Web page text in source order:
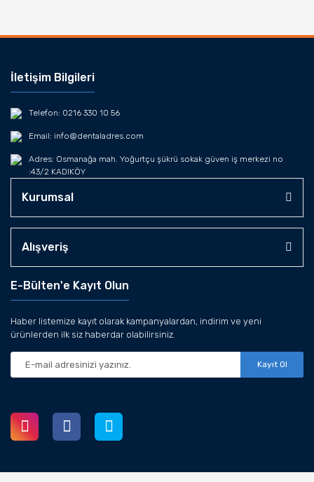
İletişim Bilgileri
Telefon: 0216 330 10 56
Email: info@dentaladres.com
Adres: Osmanağa mah. Yoğurtçu şükrü sokak güven iş merkezi no
:43/2 KADIKÖY
Kurumsal
Alışveriş
E-Bülten'e Kayıt Olun
Haber listemize kayıt olarak kampanyalardan, indirim ve yeni
ürünlerden ilk siz haberdar olabilirsiniz.
Kayıt Ol